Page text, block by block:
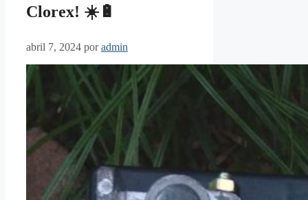
Clorex! ☀️🔋
abril 7, 2024 poradmin